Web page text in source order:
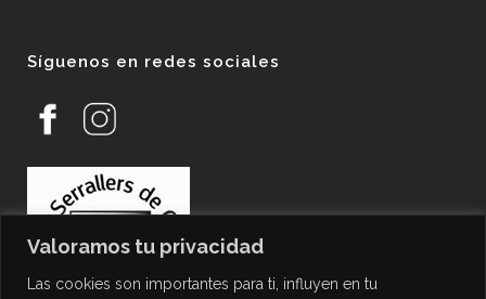
Valoramos tu privacidad
Las cookies son importantes para ti, influyen en tu
Síguenos en redes sociales